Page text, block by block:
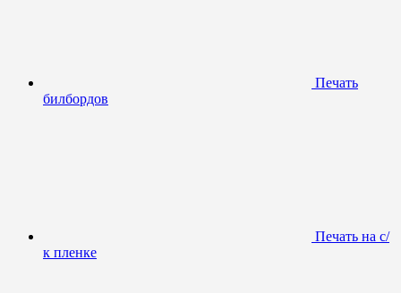
Печать
билбордов
Печать на с/
к пленке